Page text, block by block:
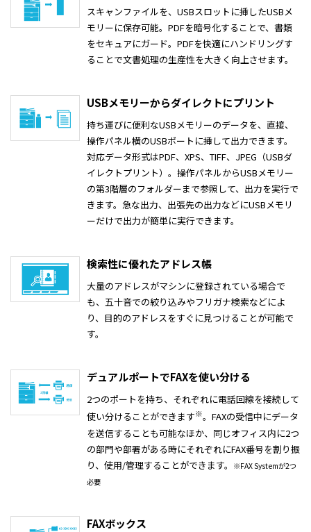
スキャンファイルを、USBスロットに挿したUSBメ
モリーに保存可能。PDFを暗号化することで、書類
をセキュアにガード。PDFを快適にハンドリングす
ることで文書処理の生産性を大きく向上させます。
USBメモリーからダイレクトにプリント
持ち運びに便利なUSBメモリーのデータを、直接、
操作パネル横のUSBポートに挿して出力できます。
対応データ形式はPDF、XPS、TIFF、JPEG（USBダ
イレクトプリント）。操作パネルからUSBメモリー
の第3階層のフォルダーまで参照して、出力を実行で
きます。急な出力、出張先の出力などにUSBメモリ
ーだけで出力が簡単に実行できます。
検索性に優れたアドレス帳
大量のアドレスがマシンに登録されている場合で
も、五十音での絞り込みやフリガナ検索などによ
り、目的のアドレスをすぐに見つけることが可能で
す。
デュアルポートでFAXを使い分ける
2つのポートを持ち、それぞれに電話回線を接続して
使い分けることができます※。FAXの受信中にデータ
を送信することも可能なほか、同じオフィス内に2つ
の部門や部署がある時にそれぞれにFAX番号を割り振
り、使用/管理することができます。
※FAX Systemが2つ
必要
FAXボックス